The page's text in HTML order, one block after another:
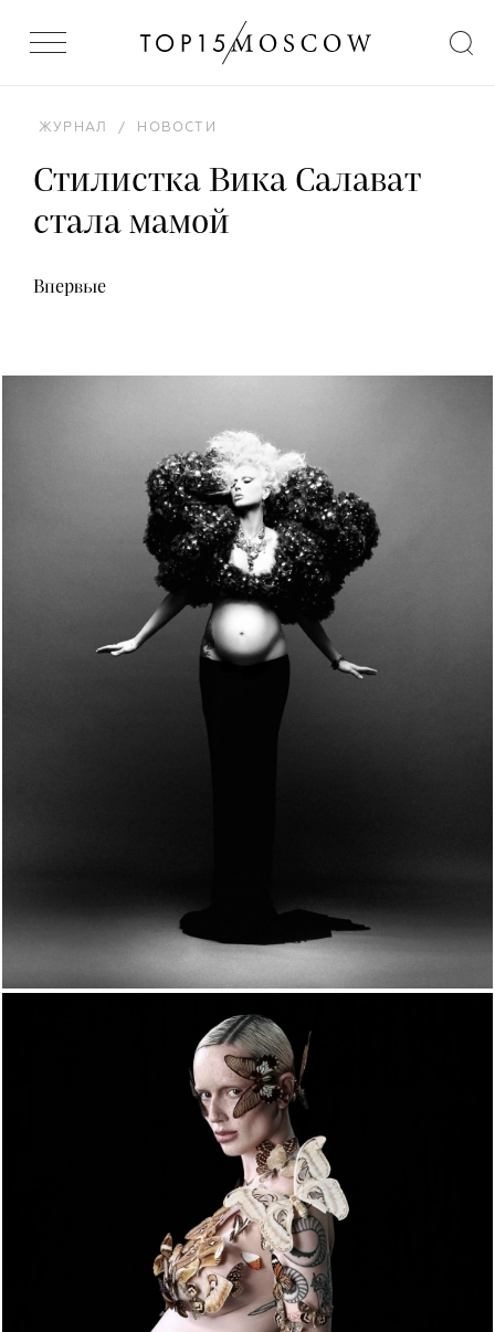
ЖУРНАЛ / НОВОСТИ
Стилистка Вика Салават
стала мамой
Впервые